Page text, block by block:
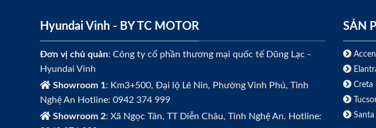
Hyundai Vinh - BY TC MOTOR
Đơn vị chủ quản: Công ty cổ phần thương mại quốc tế Dũng Lạc -
Hyundai Vinh
Showroom 1: Km3+500, Đại lộ Lê Nin, Phường Vinh Phú, Tỉnh
Nghệ An Hotline: 0942 374 999
Showroom 2: Xã Ngọc Tân, TT Diễn Châu, Tỉnh Nghệ An. Hotline:
SẢN
Creta
Santa